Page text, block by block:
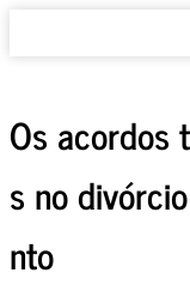
Os acordos
s no
nto